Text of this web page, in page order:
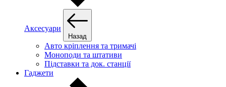
Аксесуари
Назад
Авто кріплення та тримачі
Моноподи та штативи
Підставки та док. станції
Гаджети